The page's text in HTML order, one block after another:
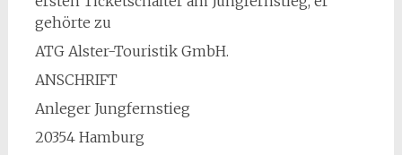
gehörte zu
ATG Alster-Touristik GmbH.
ANSCHRIFT
Anleger Jungfernstieg
20354 Hamburg